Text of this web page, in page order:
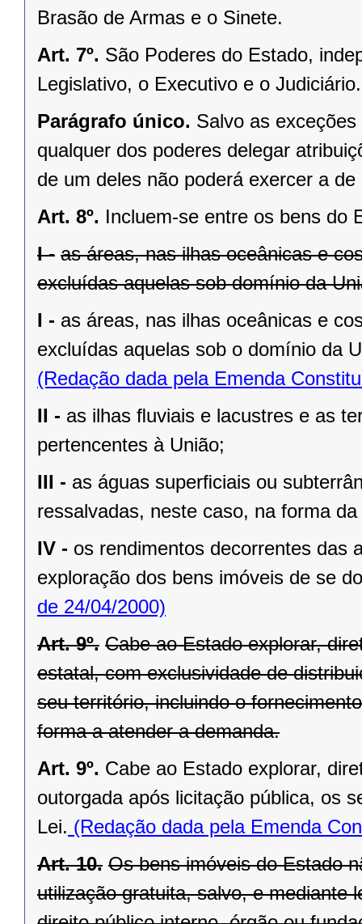
Brasão de Armas e o Sinete.
Art. 7º. São Poderes do Estado,
Legislativo, o Executivo e o Judiciário.
Parágrafo único. Salvo as
qualquer dos poderes delegar
de um deles não poderá exercer a de
Art. 8º. Incluem-se entre os bens do
I - as áreas, nas ilhas oceânicas e
excluídas aquelas sob domínio da
I - as áreas, nas ilhas oceânicas e
excluídas aquelas sob o domínio da
(Redação dada pela Emenda
II - as ilhas ﬂuviais e lacustres e as
pertencentes à União;
III - as águas superﬁciais ou
ressalvadas, neste caso, na forma
IV - os rendimentos decorrentes das
exploração dos bens imóveis de se
de 24/04/2000)
Art. 9º. Cabe ao Estado explorar,
estatal, com exclusividade de
seu território, incluindo o
forma a atender a demanda.
Art. 9º. Cabe ao Estado explorar,
outorgada após licitação pública, os
Lei. (Redação dada pela Emenda
Art. 10. Os bens imóveis do Estado
utilização gratuita, salvo, e mediante